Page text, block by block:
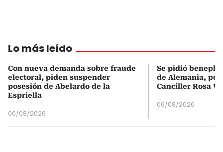
Lo más leído
Con nueva demanda sobre fraude
electoral, piden suspender
posesión de Abelardo de la
Espriella
06/08/2026
Se pidió
de Alemania,
Canciller Rosa
06/08/2026